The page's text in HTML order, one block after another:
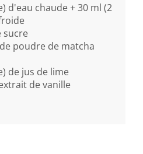
d'eau chaude + 30 ml (2
sucre
poudre de matcha
de jus de lime
de vanille